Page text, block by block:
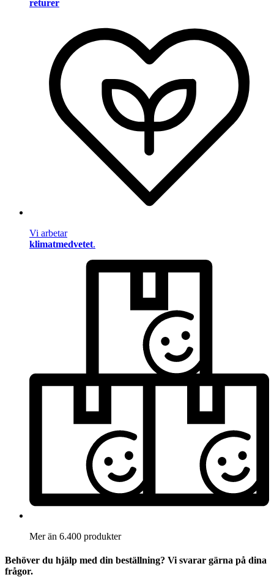
returer
Vi arbetar
klimatmedvetet.
Mer än 6.400 produkter
Behöver du hjälp med din beställning? Vi svarar gärna på dina
frågor.